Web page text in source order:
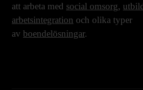
att arbeta med social omsorg,
arbetsintegration och olika typer
av boendelösningar.